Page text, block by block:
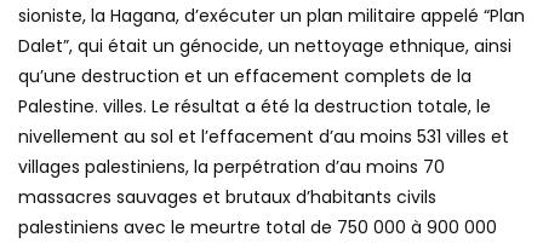
sioniste, la Hagana, d’exécuter un plan militaire appelé “Plan
Dalet”, qui était un génocide, un nettoyage ethnique, ainsi
qu’une destruction et un effacement complets de la
Palestine. villes. Le résultat a été la destruction totale, le
nivellement au sol et l’effacement d’au moins 531 villes et
villages palestiniens, la perpétration d’au moins 70
massacres sauvages et brutaux d’habitants civils
palestiniens avec le meurtre total de 750 000 à 900 000